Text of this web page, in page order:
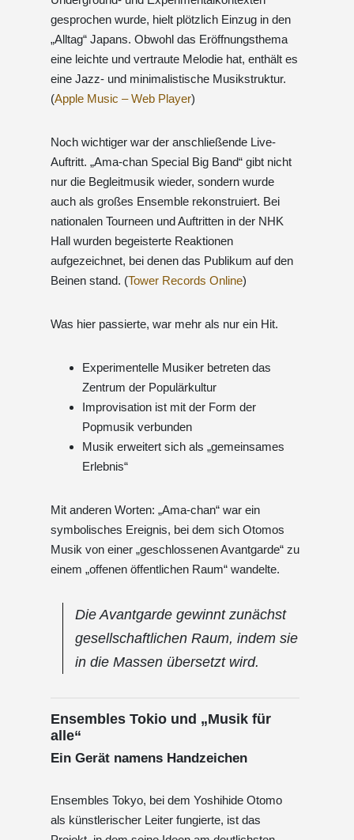
gesprochen wurde, hielt plötzlich Einzug in den
„Alltag“ Japans. Obwohl das Eröffnungsthema
eine leichte und vertraute Melodie hat, enthält es
eine Jazz- und minimalistische Musikstruktur.
(Apple Music – Web Player)
Noch wichtiger war der anschließende Live-
Auftritt. „Ama-chan Special Big Band“ gibt nicht
nur die Begleitmusik wieder, sondern wurde
auch als großes Ensemble rekonstruiert. Bei
nationalen Tourneen und Auftritten in der NHK
Hall wurden begeisterte Reaktionen
aufgezeichnet, bei denen das Publikum auf den
Beinen stand. (Tower Records Online)
Was hier passierte, war mehr als nur ein Hit.
Experimentelle Musiker betreten das
Zentrum der Populärkultur
Improvisation ist mit der Form der
Popmusik verbunden
Musik erweitert sich als „gemeinsames
Erlebnis“
Mit anderen Worten: „Ama-chan“ war ein
symbolisches Ereignis, bei dem sich Otomos
Musik von einer „geschlossenen Avantgarde“ zu
einem „offenen öffentlichen Raum“ wandelte.
Die Avantgarde gewinnt zunächst
gesellschaftlichen Raum, indem sie
in die Massen übersetzt wird.
Ensembles Tokio und „Musik für
alle“
Ein Gerät namens Handzeichen
Ensembles Tokyo, bei dem Yoshihide Otomo
als künstlerischer Leiter fungierte, ist das